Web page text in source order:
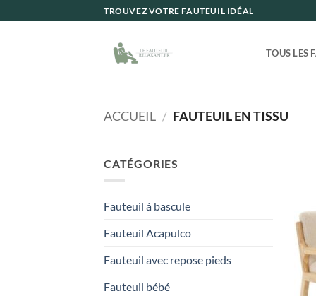
au
TROUVEZ VOTRE FAUTEUIL IDÉAL
TOUS LES
ACCUEIL / FAUTEUIL EN TISSU
CATÉGORIES
Fauteuil à bascule
Fauteuil Acapulco
Fauteuil avec repose pieds
Fauteuil bébé